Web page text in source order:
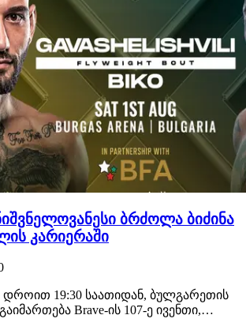
ბრძოლა ბიძინა
კარიერაში
დროით 19:30 საათიდან, ბულგარეთის
Brave-ის 107-ე ივენთი,